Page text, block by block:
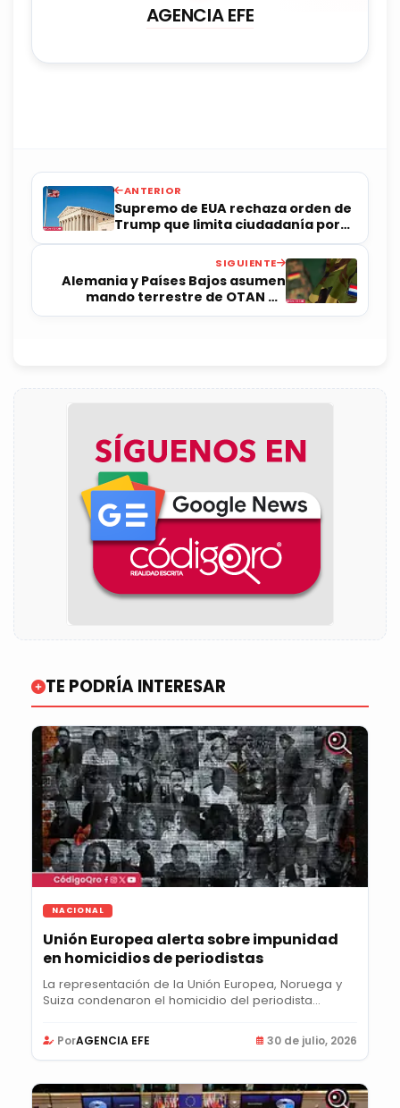
AGENCIA EFE
ANTERIOR
Supremo de EUA rechaza orden de
Trump que limita ciudadanía por
nacimiento
SIGUIENTE
Alemania y Países Bajos asumen
mando terrestre de OTAN en
Estonia y Letonia
TE PODRÍA INTERESAR
NACIONAL
Unión Europea alerta sobre impunidad
en homicidios de periodistas
La representación de la Unión Europea, Noruega y
Suiza condenaron el homicidio del periodista...
PorAGENCIA EFE 30 de julio, 2026